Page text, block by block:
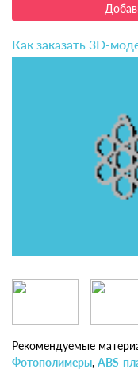
Как заказать 3D-
Рекомендуемые
Фотополимеры, ABS-